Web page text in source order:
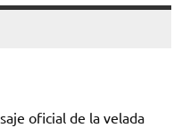
oficial de la velada